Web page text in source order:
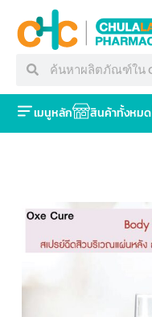
เมนูหลัก สินค้าทั้งหมด